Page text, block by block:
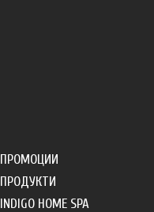
ПРОМОЦИИ
ПРОДУКТИ
INDIGO HOME SPA